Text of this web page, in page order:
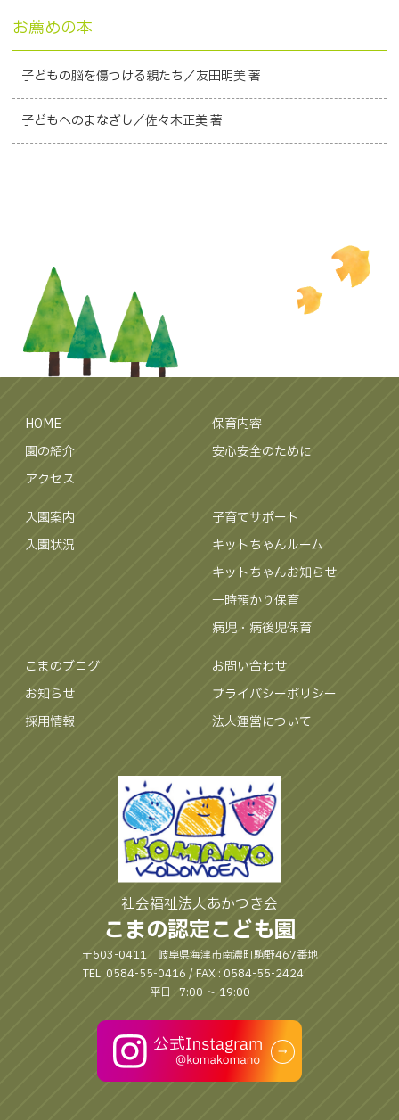
お薦めの本
子どもの脳を傷つける親たち／友田明美 著
子どもへのまなざし／佐々木正美 著
HOME
園の紹介
アクセス
保育内容
安心安全のために
入園案内
入園状況
子育てサポート
キットちゃんルーム
キットちゃんお知らせ
一時預かり保育
病児・病後児保育
こまのブログ
お知らせ
採用情報
お問い合わせ
プライバシーポリシー
法人運営について
社会福祉法人あかつき会
こまの認定こども園
〒503-0411 岐阜県海津市南濃町駒野467番地
TEL: 0584-55-0416 / FAX : 0584-55-2424
平日 : 7:00 〜 19:00